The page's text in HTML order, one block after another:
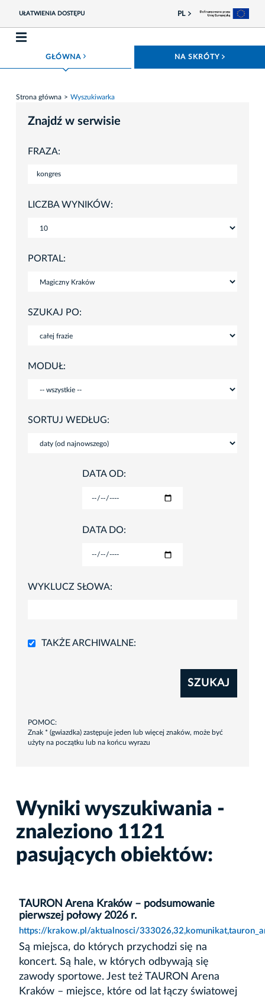
UŁATWIENIA DOSTĘPU PL
GŁÓWNAROZWIŃ MENU NA SKRÓTY
Strona główna Wyszukiwarka
Znajdź w serwisie
FRAZA:
LICZBA WYNIKÓW:
PORTAL:
SZUKAJ PO:
MODUŁ:
SORTUJ WEDŁUG:
DATA OD:
DATA DO:
WYKLUCZ SŁOWA:
TAKŻE ARCHIWALNE:
SZUKAJ
POMOC:
Znak * (gwiazdka) zastępuje jeden lub więcej znaków, może być
użyty na początku lub na końcu wyrazu
Wyniki wyszukiwania -
znaleziono 1121
pasujących obiektów:
TAURON Arena Kraków – podsumowanie
pierwszej połowy 2026 r.
https://krakow.pl/aktualnosci/
Są miejsca, do których przychodzi się na
koncert. Są hale, w których odbywają się
zawody sportowe. Jest też TAURON Arena
Kraków – miejsce, które od lat łączy światowej